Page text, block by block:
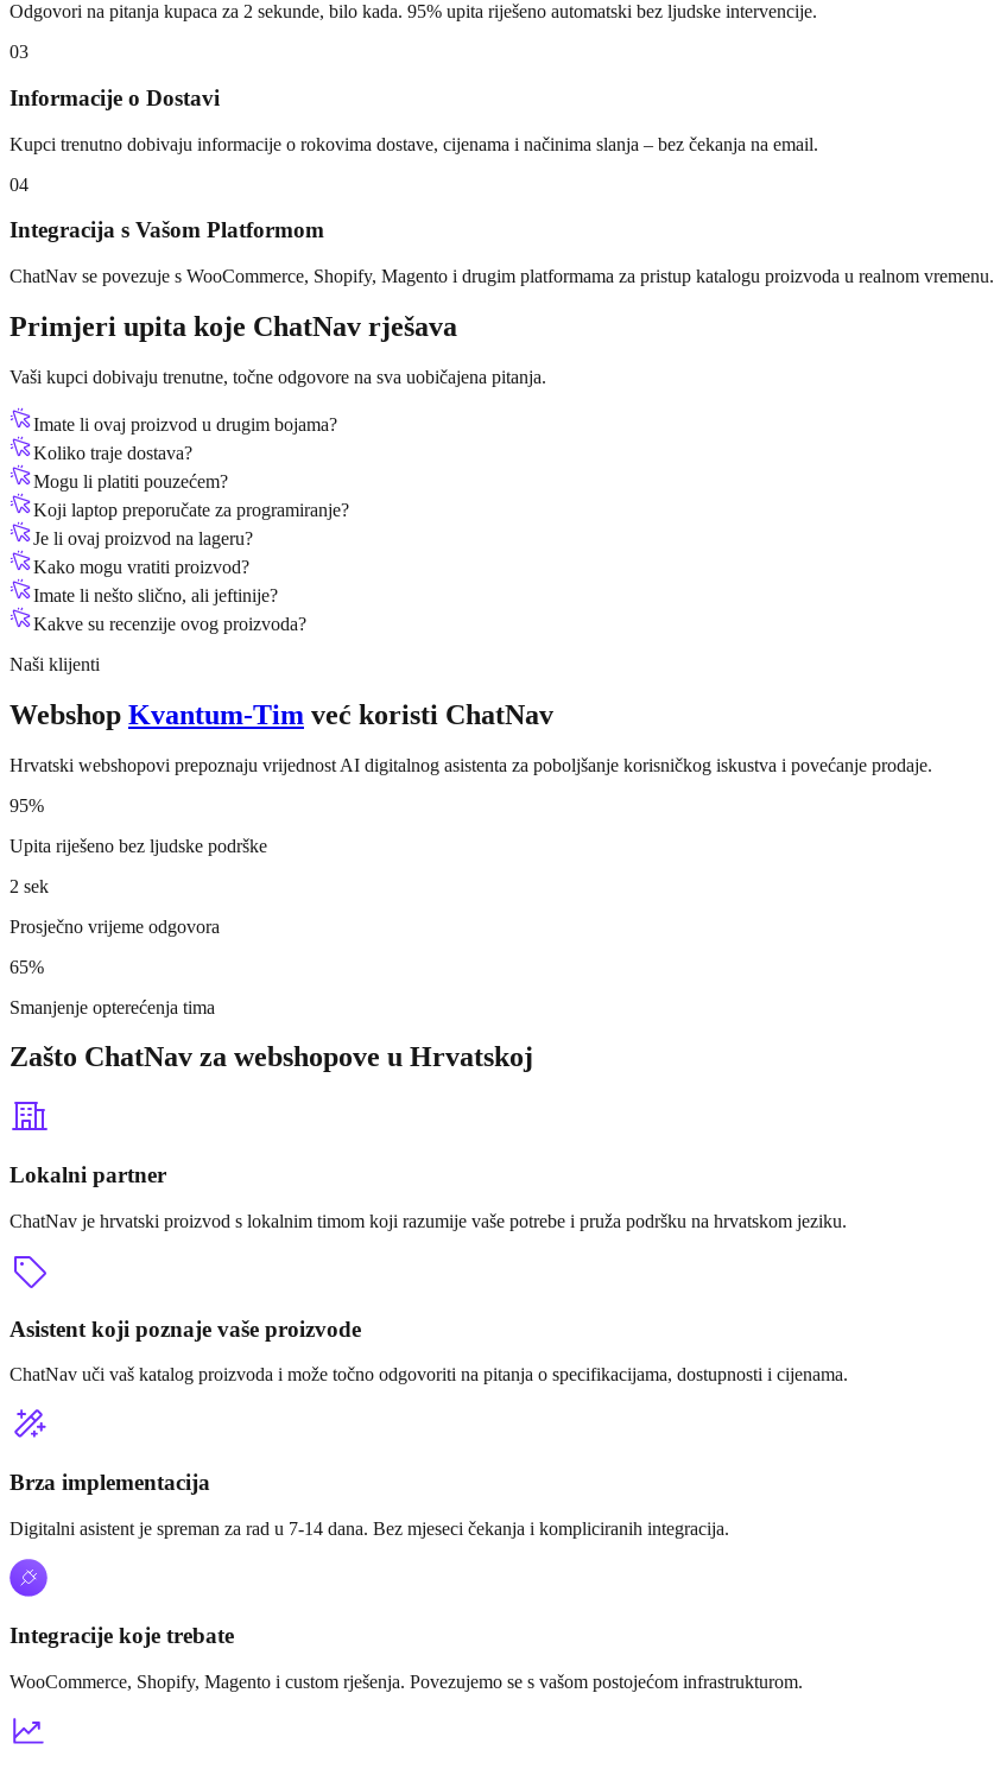
Odgovori na pitanja kupaca za 2 sekunde, bilo kada. 95% upita riješeno automatski bez ljudske intervencije.
03
Informacije o Dostavi
Kupci trenutno dobivaju informacije o rokovima dostave, cijenama i načinima slanja – bez čekanja na email.
04
Integracija s Vašom Platformom
ChatNav se povezuje s WooCommerce, Shopify, Magento i drugim platformama za pristup katalogu proizvoda u realnom vremenu.
Primjeri upita koje ChatNav rješava
Vaši kupci dobivaju trenutne, točne odgovore na sva uobičajena pitanja.
Imate li ovaj proizvod u drugim bojama?
Koliko traje dostava?
Mogu li platiti pouzećem?
Koji laptop preporučate za programiranje?
Je li ovaj proizvod na lageru?
Kako mogu vratiti proizvod?
Imate li nešto slično, ali jeftinije?
Kakve su recenzije ovog proizvoda?
Naši klijenti
Webshop Kvantum-Tim već koristi ChatNav
Hrvatski webshopovi prepoznaju vrijednost AI digitalnog asistenta za poboljšanje korisničkog iskustva i povećanje prodaje.
95%
Upita riješeno bez ljudske podrške
2 sek
Prosječno vrijeme odgovora
65%
Smanjenje opterećenja tima
Zašto ChatNav za webshopove u Hrvatskoj
Lokalni partner
ChatNav je hrvatski proizvod s lokalnim timom koji razumije vaše potrebe i pruža podršku na hrvatskom jeziku.
Asistent koji poznaje vaše proizvode
ChatNav uči vaš katalog proizvoda i može točno odgovoriti na pitanja o specifikacijama, dostupnosti i cijenama.
Brza implementacija
Digitalni asistent je spreman za rad u 7-14 dana. Bez mjeseci čekanja i kompliciranih integracija.
Integracije koje trebate
WooCommerce, Shopify, Magento i custom rješenja. Povezujemo se s vašom postojećom infrastrukturom.